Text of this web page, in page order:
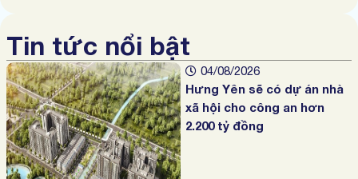
Tin tức nổi bật
04/08/2026
Hưng Yên sẽ có dự án nhà
xã hội cho công an hơn
2.200 tỷ đồng